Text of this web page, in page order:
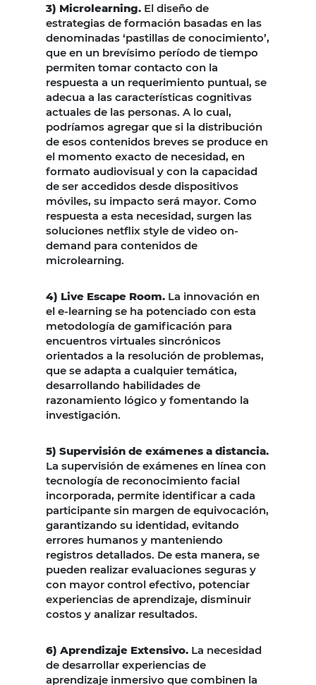
3) Microlearning. El diseño de
estrategias de formación basadas en las
denominadas ‘pastillas de conocimiento’,
que en un brevísimo período de tiempo
permiten tomar contacto con la
respuesta a un requerimiento puntual, se
adecua a las características cognitivas
actuales de las personas. A lo cual,
podríamos agregar que si la distribución
de esos contenidos breves se produce en
el momento exacto de necesidad, en
formato audiovisual y con la capacidad
de ser accedidos desde dispositivos
móviles, su impacto será mayor. Como
respuesta a esta necesidad, surgen las
soluciones netflix style de video on-
demand para contenidos de
microlearning.
4) Live Escape Room. La innovación en
el e-learning se ha potenciado con esta
metodología de gamificación para
encuentros virtuales sincrónicos
orientados a la resolución de problemas,
que se adapta a cualquier temática,
desarrollando habilidades de
razonamiento lógico y fomentando la
investigación.
5) Supervisión de exámenes a distancia.
La supervisión de exámenes en línea con
tecnología de reconocimiento facial
incorporada, permite identificar a cada
participante sin margen de equivocación,
garantizando su identidad, evitando
errores humanos y manteniendo
registros detallados. De esta manera, se
pueden realizar evaluaciones seguras y
con mayor control efectivo, potenciar
experiencias de aprendizaje, disminuir
costos y analizar resultados.
6) Aprendizaje Extensivo. La necesidad
de desarrollar experiencias de
aprendizaje inmersivo que combinen la